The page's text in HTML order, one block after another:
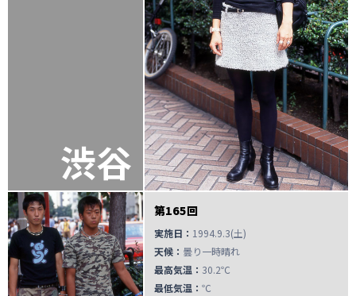
渋谷
第165回
実施日： 1994.9.3(土)
天候： 曇り一時晴れ
最高気温： 30.2℃
最低気温： ℃